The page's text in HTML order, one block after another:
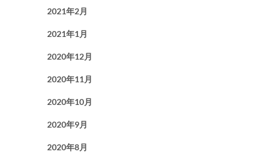
2021年2月
2021年1月
2020年12月
2020年11月
2020年10月
2020年9月
2020年8月